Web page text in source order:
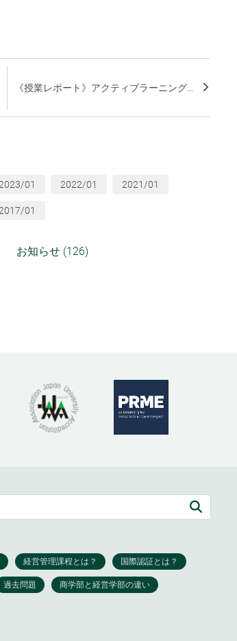
《授業レポート》アクティブラーニング...
01 2022/01 2021/01
01
お知らせ (126)